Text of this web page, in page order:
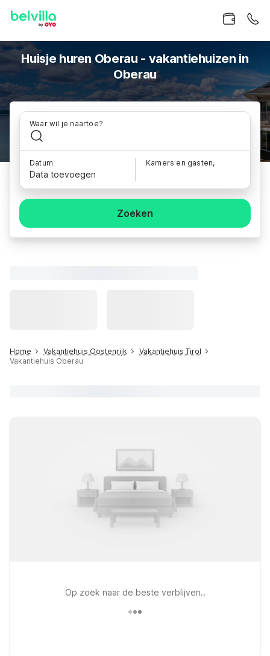
Huisje huren Oberau - vakantiehuizen in
Oberau
Waar wil je naartoe?
Datum
Data toevoegen
Kamers en gasten,
Zoeken
Home Vakantiehuis Oostenrijk
Vakantiehuis Tirol
Vakantiehuis Oberau
Op zoek naar de beste verblijven..